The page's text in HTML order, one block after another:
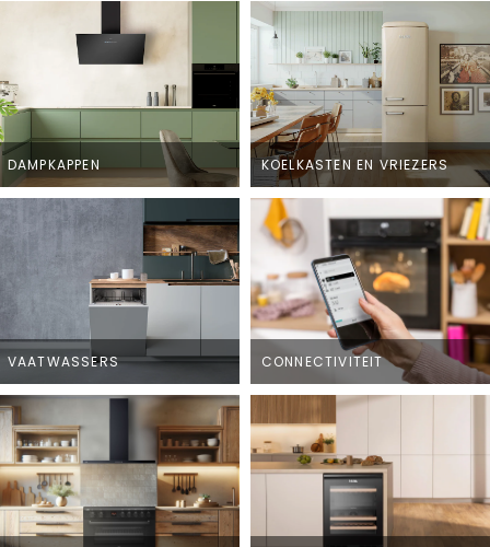
DAMPKAPPEN KOELKASTEN EN VRIEZERS
VAATWASSERS CONNECTIVITEIT